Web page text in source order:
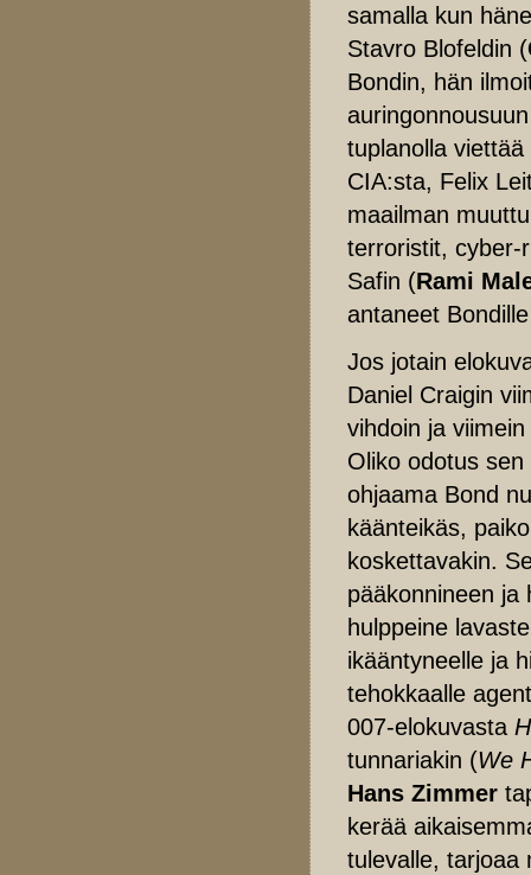
samalla kun
Stavro Blofeldin (
Bondin, hän
tuplanolla
CIA:sta, Felix
maailman
terroristit, cyber-
Safin (Rami
antaneet
Jos jotain
Daniel Craigin
vihdoin ja
Oliko odotus
ohjaama Bond
käänteikäs,
koskettavakin.
pääkonnineen ja
hulppeine
ikääntyneelle ja
tehokkaalle
007-elokuvasta
tunnariakin (We
Hans Zimmer
kerää
tulevalle, tarjoaa